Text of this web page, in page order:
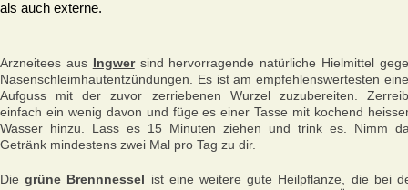
als auch externe.
Arzneitees aus Ingwersind hervorragende natürliche Hielmittel
Nasenschleimhautentzündungen. Es ist am empfehlenswertesten
Aufguss mit der zuvor zerriebenen Wurzel zuzubereiten.
einfach ein wenig davon und füge es einer Tasse mit kochend
Wasser hinzu. Lass es 15 Minuten ziehen und trink es. Nimm
Getränk mindestens zwei Mal pro Tag zu dir.
Diegrüne Brennnessel ist eine weitere gute Heilpflanze, die bei